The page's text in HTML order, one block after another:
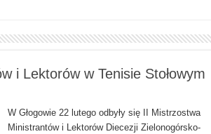
i Lektorów w Tenisie Stołowym
W Głogowie 22 lutego odbyły się II Mistrzostwa
Ministrantów i Lektorów Diecezji Zielonogórsko-